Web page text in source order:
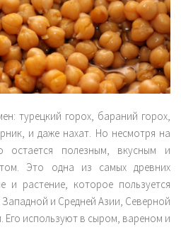
турецкий горох, бараний горох,
и даже нахат. Но несмотря на
остается полезным, вкусным и
Это одна из самых древних
и растение, которое пользуется
и Средней Азии, Cеверной
используют в сыром, вареном и